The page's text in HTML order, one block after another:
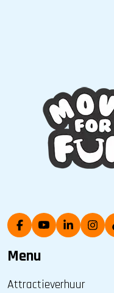
Menu
Attractieverhuur